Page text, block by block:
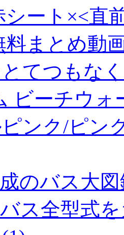
シート×<直
料まとめ動
てつもな
ビーチウ
ピンク/ピン
のバス大
ス全型式